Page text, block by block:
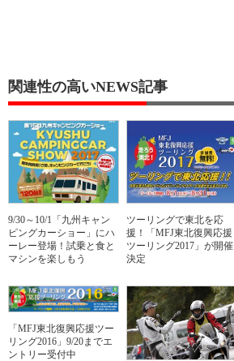
関連性の高いNEWS記事
9/30～10/1「九州キャン
ピングカーショー」にハ
ーレー登場！試乗と食と
マシンを楽しもう
ツーリングで東北を応
援！「MFJ東北復興応援
ツーリング2017」が開催
決定
「MFJ東北復興応援ツー
リング2016」9/20までエ
ントリー受付中